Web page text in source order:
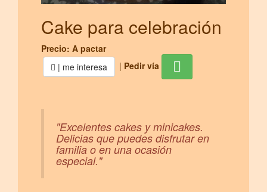
Cake para celebración
Precio: A pactar
| me interesa
| Pedir vía
"Excelentes cakes y minicakes.
Delicias que puedes disfrutar en
familia o en una ocasión
especial."